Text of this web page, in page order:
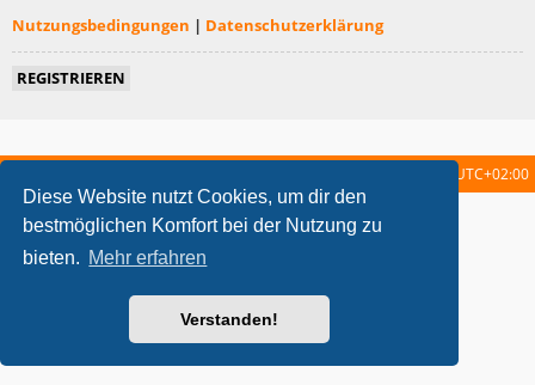
Diese Website nutzt Cookies, um dir den
bestmöglichen Komfort bei der Nutzung zu
bieten. Mehr erfahren
Verstanden!
Nutzungsbedingungen | Datenschutzerklärung
REGISTRIEREN
UTC+02:00
metrolike style by Eric Seguin Updated for phpBB3.2 by
Powered byphpBB ® Forum Software © phpBB Limited
Deutsche Übersetzung durch